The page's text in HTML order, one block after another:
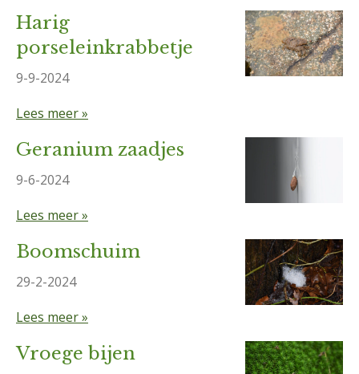
Harig
porseleinkrabbetje
9-9-2024
Lees meer »
Geranium zaadjes
9-6-2024
Lees meer »
Boomschuim
29-2-2024
Lees meer »
Vroege bijen